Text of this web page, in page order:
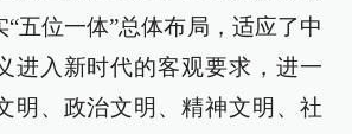
五位一体”总体布局，适应了中
进入新时代的客观要求，进一
明、政治文明、精神文明、社